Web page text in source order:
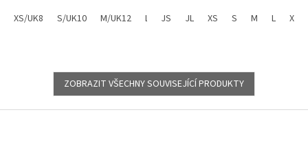
lichotivé nošení pro ženy.
XS/UK8 S/UK10 M/UK12 L/UK14 XL/UK16
JS
JL XS S M L XL
ZOBRAZIT VŠECHNY SOUVISEJÍCÍ PRODUKTY
Z